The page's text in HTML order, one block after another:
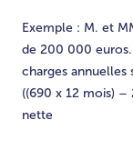
Exemple : M. et
de 200 000
charges annuelles
((690 x 12 mois)
nette